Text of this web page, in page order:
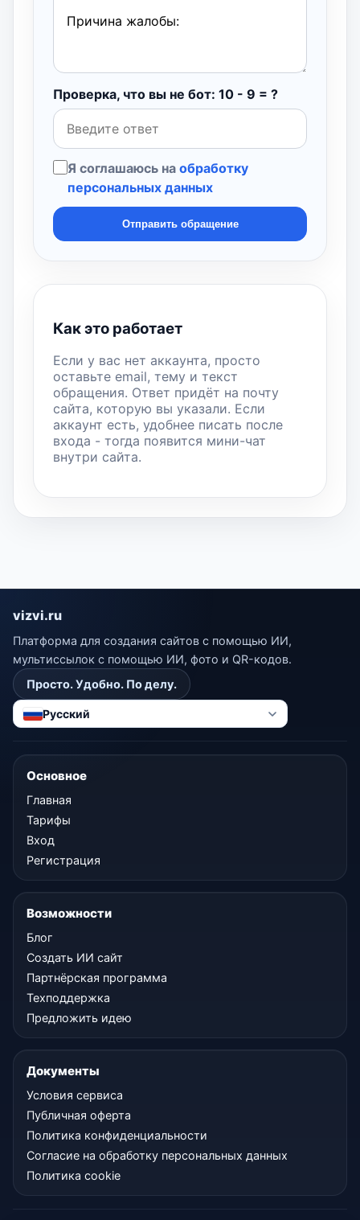
Проверка, что вы не бот: 10 - 9 = ?
Я соглашаюсь на обработку
персональных данных
Отправить обращение
Как это работает
Если у вас нет аккаунта, просто
оставьте email, тему и текст
обращения. Ответ придёт на почту
сайта, которую вы указали. Если
аккаунт есть, удобнее писать после
входа - тогда появится мини-чат
внутри сайта.
vizvi.ru
Платформа для создания сайтов с помощью ИИ,
мультиссылок с помощью ИИ, фото и QR-кодов.
Просто. Удобно. По делу.
Русский
Основное
Главная
Тарифы
Вход
Регистрация
Возможности
Блог
Создать ИИ сайт
Партнёрская программа
Техподдержка
Предложить идею
Документы
Условия сервиса
Публичная оферта
Политика конфиденциальности
Согласие на обработку персональных данных
Политика cookie